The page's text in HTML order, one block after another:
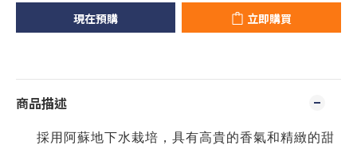
現在預購 立即購買
商品描述
採用阿蘇地下水栽培，具有高貴的香氣和精緻的甜